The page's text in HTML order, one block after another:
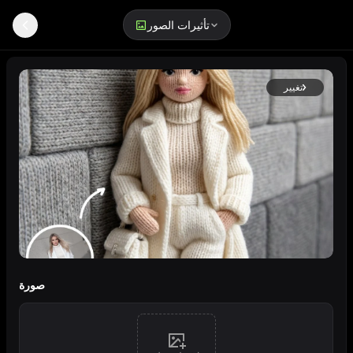
تأثيرات الصور
مولد صور AI بأسلوب الحياكة
تغيير
صورة